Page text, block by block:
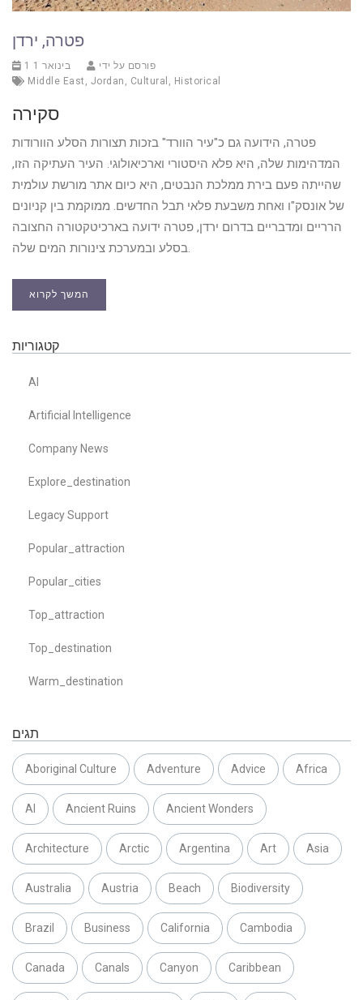
פטרה, ירדן
1 בינואר 1
פורסם על ידי
Middle East , Jordan , Cultural , Historical
סקירה
פטרה, הידועה גם כ"עיר הוורד" בזכות תצורות הסלע הוורודות
המדהימות שלה, היא פלא היסטורי וארכיאולוגי. העיר העתיקה הזו,
שהייתה פעם בירת ממלכת הנבטים, היא כיום אתר מורשת עולמית
של אונסק"ו ואחת משבעת פלאי תבל החדשים. ממוקמת בין קניונים
הרריים ומדבריים בדרום ירדן, פטרה ידועה בארכיטקטורה החצובה
בסלע ובמערכת צינורות המים שלה.
המשך לקרוא
קטגוריות
AI
Artificial Intelligence
Company News
Explore_destination
Legacy Support
Popular_attraction
Popular_cities
Top_attraction
Top_destination
Warm_destination
תגים
Aboriginal Culture Adventure Advice Africa
AI Ancient Ruins Ancient Wonders
Architecture Arctic Argentina Art Asia
Australia Austria Beach Biodiversity
Brazil Business California Cambodia
Canada Canals Canyon Caribbean